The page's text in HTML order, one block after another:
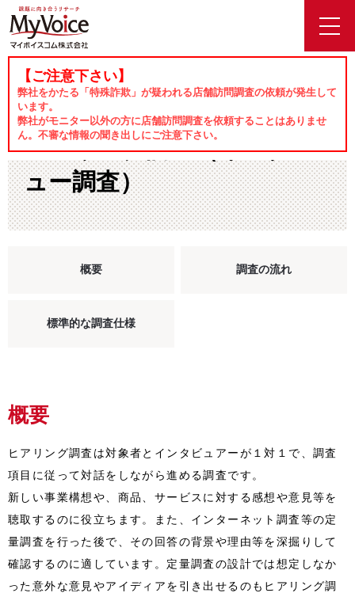
【ご注意下さい】
弊社をかたる「特殊詐欺」が疑われる店舗訪問調査の依頼が発生して
います。
弊社がモニター以外の方に店舗訪問調査を依頼することはありませ
ん。不審な情報の聞き出しにご注意下さい。
ホーム サービス ヒアリング調査（インタビュー調査）
ヒアリング調査（インタビ
ュー調査）
概要 調査の流れ
標準的な調査仕様
概要
ヒアリング調査は対象者とインタビュアーが１対１で、調査
項目に従って対話をしながら進める調査です。
新しい事業構想や、商品、サービスに対する感想や意見等を
聴取するのに役立ちます。また、インターネット調査等の定
量調査を行った後で、その回答の背景や理由等を深掘りして
確認するのに適しています。定量調査の設計では想定しなか
った意外な意見やアイディアを引き出せるのもヒアリング調